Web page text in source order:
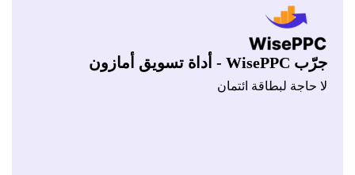
حاجة لبطاقة ائتمان